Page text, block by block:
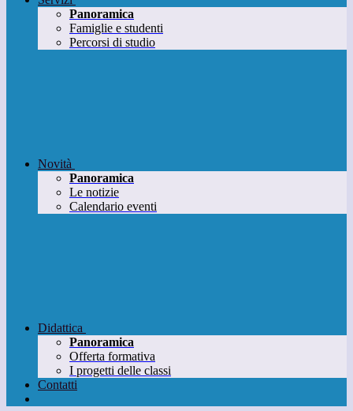
Panoramica
Famiglie e studenti
Percorsi di studio
Novità
Panoramica
Le notizie
Calendario eventi
Didattica
Panoramica
Offerta formativa
I progetti delle classi
Contatti